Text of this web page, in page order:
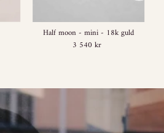
Half moon - mini - 18k guld
Regular
3 540 kr